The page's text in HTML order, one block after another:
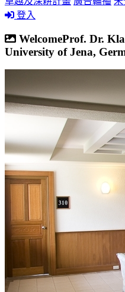
登入
WelcomeProf. Dr.
University of Jena,